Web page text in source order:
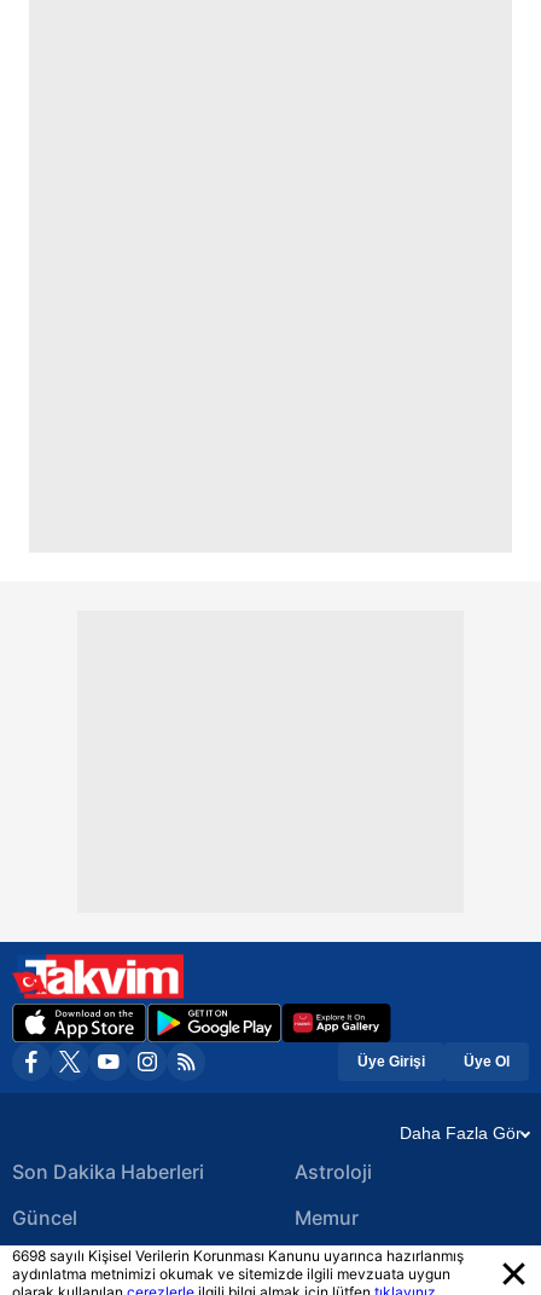
Üye Girişi Üye Ol
Daha Fazla Gör
Son Dakika Haberleri
Güncel
Ekonomi Haberleri
Astroloji
Memur
Yerel Haberler
6698 sayılı Kişisel Verilerin Korunması Kanunu uyarınca hazırlanmış
aydınlatma metnimizi okumak ve sitemizde ilgili mevzuata uygun